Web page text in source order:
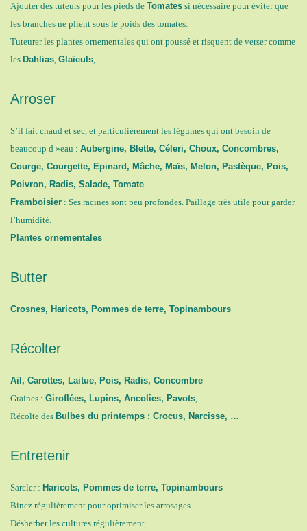
Ajouter des tuteurs pour les pieds de Tomates si nécessaire pour éviter que
les branches ne plient sous le poids des tomates.
Tuteurer les plantes ornementales qui ont poussé et risquent de verser comme
les Dahlias, Glaïeuls, …
Arroser
S’il fait chaud et sec, et particulièrement les légumes qui ont besoin de
beaucoup d »eau : Aubergine, Blette, Céleri, Choux, Concombres,
Courge, Courgette, Epinard, Mâche, Maïs, Melon, Pastèque, Pois,
Poivron, Radis, Salade, Tomate
Framboisier : Ses racines sont peu profondes. Paillage très utile pour garder
l’humidité.
Plantes ornementales
Butter
Crosnes, Haricots, Pommes de terre, Topinambours
Récolter
Ail, Carottes, Laitue, Pois, Radis, Concombre
Graines : Giroflées, Lupins, Ancolies, Pavots, …
Récolte des Bulbes du printemps : Crocus, Narcisse, …
Entretenir
Sarcler : Haricots, Pommes de terre, Topinambours
Binez régulièrement pour optimiser les arrosages.
Désherber les cultures régulièrement.